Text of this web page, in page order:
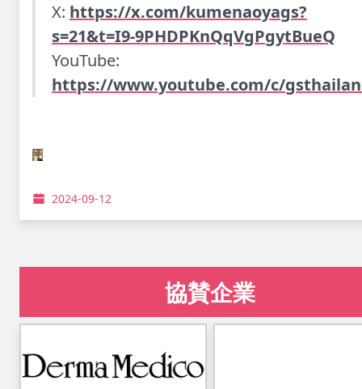
X: https://x.com/kumenaoyags?
s=21&t=I9-9PHDPKnQqVgPgytBueQ
YouTube:
https://www.youtube.com/c/
2024-09-12
協賛企業